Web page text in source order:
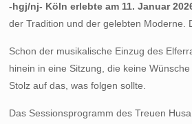
-hgj/nj- Köln erlebte am 11. Januar
der Tradition und der gelebten Moderne.
Schon der musikalische Einzug des
hinein in eine Sitzung, die keine
Stolz auf das, was folgen sollte.
Das Sessionsprogramm des Treuen